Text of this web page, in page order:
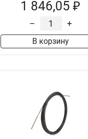
1 846,05 ₽
– +
В корзину